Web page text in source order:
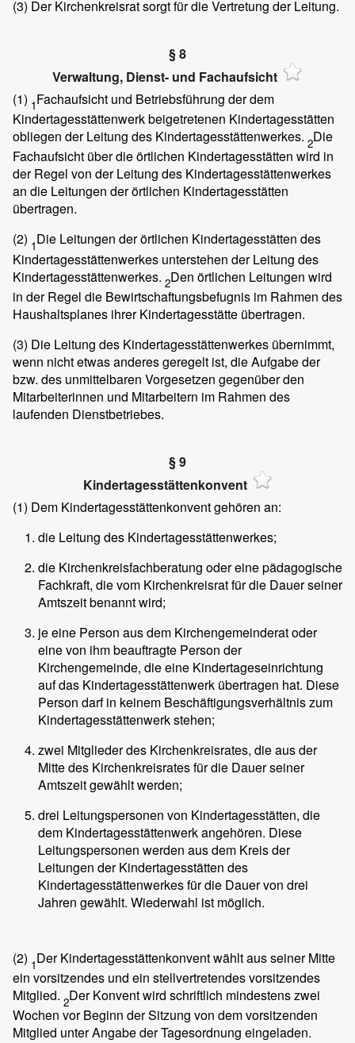
(3) Der Kirchenkreisrat sorgt für die Vertretung der Leitung.
§ 8
Verwaltung, Dienst- und Fachaufsicht
(1) 1Fachaufsicht und Betriebsführung der dem
Kindertagesstättenwerk beigetretenen Kindertagesstätten
obliegen der Leitung des Kindertagesstättenwerkes. 2Die
Fachaufsicht über die örtlichen Kindertagesstätten wird in
der Regel von der Leitung des Kindertagesstättenwerkes
an die Leitungen der örtlichen Kindertagesstätten
übertragen.
(2) 1Die Leitungen der örtlichen Kindertagesstätten des
Kindertagesstättenwerkes unterstehen der Leitung des
Kindertagesstättenwerkes. 2Den örtlichen Leitungen wird
in der Regel die Bewirtschaftungsbefugnis im Rahmen des
Haushaltsplanes ihrer Kindertagesstätte übertragen.
(3) Die Leitung des Kindertagesstättenwerkes übernimmt,
wenn nicht etwas anderes geregelt ist, die Aufgabe der
bzw. des unmittelbaren Vorgesetzen gegenüber den
Mitarbeiterinnen und Mitarbeitern im Rahmen des
laufenden Dienstbetriebes.
§ 9
Kindertagesstättenkonvent
(1) Dem Kindertagesstättenkonvent gehören an:
die Leitung des Kindertagesstättenwerkes;
die Kirchenkreisfachberatung oder eine pädagogische
Fachkraft, die vom Kirchenkreisrat für die Dauer seiner
Amtszeit benannt wird;
je eine Person aus dem Kirchengemeinderat oder
eine von ihm beauftragte Person der
Kirchengemeinde, die eine Kindertageseinrichtung
auf das Kindertagesstättenwerk übertragen hat. Diese
Person darf in keinem Beschäftigungsverhältnis zum
Kindertagesstättenwerk stehen;
zwei Mitglieder des Kirchenkreisrates, die aus der
Mitte des Kirchenkreisrates für die Dauer seiner
Amtszeit gewählt werden;
drei Leitungspersonen von Kindertagesstätten, die
dem Kindertagesstättenwerk angehören. Diese
Leitungspersonen werden aus dem Kreis der
Leitungen der Kindertagesstätten des
Kindertagesstättenwerkes für die Dauer von drei
Jahren gewählt. Wiederwahl ist möglich.
(2) 1Der Kindertagesstättenkonvent wählt aus seiner Mitte
ein vorsitzendes und ein stellvertretendes vorsitzendes
Mitglied. 2Der Konvent wird schriftlich mindestens zwei
Wochen vor Beginn der Sitzung von dem vorsitzenden
Mitglied unter Angabe der Tagesordnung eingeladen.